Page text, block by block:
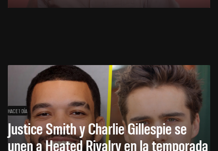
HACE 1 DÍA
Justice Smith y Charlie Gillespie se
unen a Heated Rivalry en la temporada